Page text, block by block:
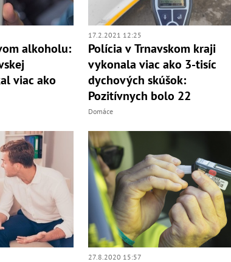
alkoholu:
viac ako
17.2.2021 12:25
Polícia v Trnavskom kraji
vykonala viac ako 3-tisíc
dychových skúšok:
Pozitívnych bolo 22
Domáce
27.8.2020 15:57